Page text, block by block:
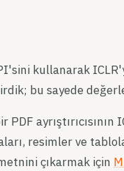
kullanarak
bu sayede
resimler ve
çıkarmak için